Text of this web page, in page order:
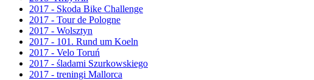
2017 - Skoda Bike Challenge
2017 - Tour de Pologne
2017 - Wolsztyn
2017 - 101. Rund um Koeln
2017 - Velo Toruń
2017 - śladami Szurkowskiego
2017 - treningi Mallorca